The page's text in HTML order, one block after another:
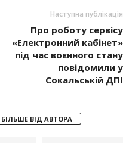
Наступна публікація
Про роботу сервісу
«Електронний кабінет»
під час воєнного стану
повідомили у
Сокальській ДПІ
БІЛЬШЕ ВІД АВТОРА